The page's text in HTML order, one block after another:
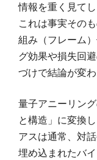
情報を重く見て
これは事実その
組み（フレーム
グ効果や損失回
づけで結論が変
量子アニーリン
と構造」に変換
アスは通常、対
埋め込まれたバ